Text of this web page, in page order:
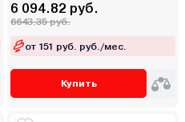
6 094.82 руб.
6643.35 руб.
от 151 руб. руб./мес.
Купить